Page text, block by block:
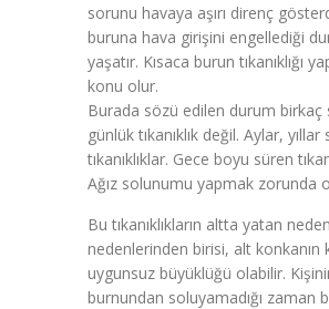
sorunu havaya aşırı direnç
buruna hava girişini engellediği
yaşatır. Kısaca burun tıkanıklığı
konu olur.
Burada sözü edilen durum birkaç
günlük tıkanıklık değil. Aylar, yıllar
tıkanıklıklar. Gece boyu süren
Ağız solunumu yapmak zorunda
Bu tıkanıklıkların altta yatan
nedenlerinden birisi, alt konkanın
uygunsuz büyüklüğü olabilir.
burnundan soluyamadığı zaman